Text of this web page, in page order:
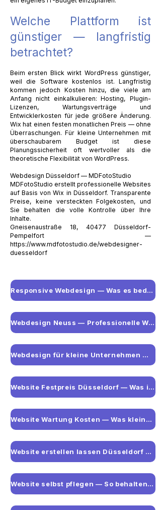
Welche Plattform ist
günstiger — langfristig
betrachtet?
Beim ersten Blick wirkt WordPress günstiger,
weil die Software kostenlos ist. Langfristig
kommen jedoch Kosten hinzu, die viele am
Anfang nicht einkalkulieren: Hosting, Plugin-
Lizenzen, Wartungsverträge und
Entwicklerkosten für jede größere Änderung.
Wix hat einen festen monatlichen Preis — ohne
Überraschungen. Für kleine Unternehmen mit
überschaubarem Budget ist diese
Planungssicherheit oft wertvoller als die
theoretische Flexibilität von WordPress.
Webdesign Düsseldorf — MDFotoStudio
MDFotoStudio erstellt professionelle Websites
auf Basis von Wix in Düsseldorf. Transparente
Preise, keine versteckten Folgekosten, und
Sie behalten die volle Kontrolle über Ihre
Inhalte.
Gneisenaustraße 18, 40477 Düsseldorf-
Pempelfort —
https://www.mdfotostudio.de/webdesigner-
duesseldorf
Responsive Webdesign — Was es bedeutet und warum es entscheidend ist
Webdesign Neuss — Professionelle Website für Unternehmen im Rheinland
Webdesign für kleine Unternehmen — Was wirklich zählt
Website Festpreis Düsseldorf — Was ist darin wirklich enthalten?
Website Wartung Kosten — Was kleine Unternehmen wirklich zahlen
Website erstellen lassen Düsseldorf — Was Sie vorher wissen sollten
Website selbst pflegen — So behalten kleine Unternehmen die Kontrolle